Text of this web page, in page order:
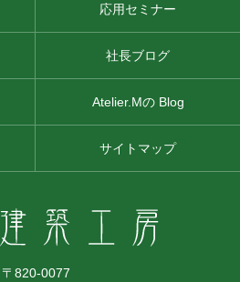
応用セミナー
社長ブログ
Atelier.Mの Blog
サイトマップ
〒820-0077